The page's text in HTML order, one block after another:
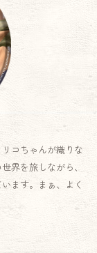
コちゃんが織りな
界を旅しながら、
ます。まぁ、よく